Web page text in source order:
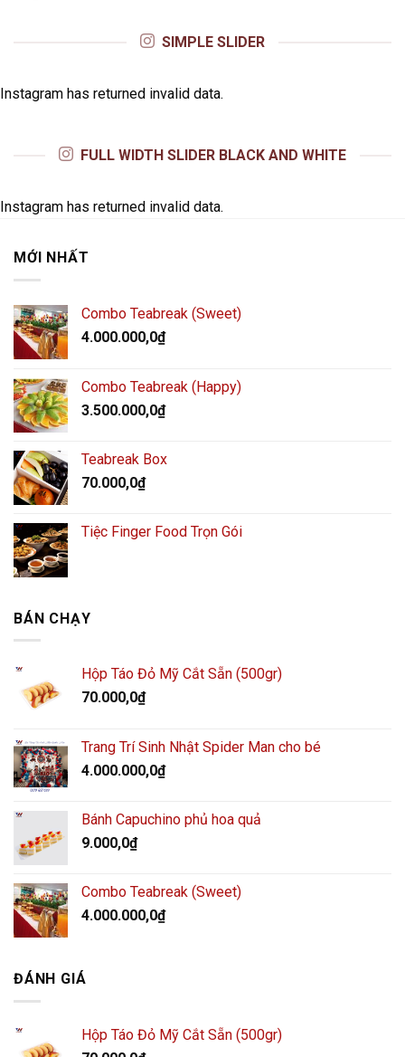
SIMPLE SLIDER
Instagram has returned invalid data.
FULL WIDTH SLIDER BLACK AND WHITE
Instagram has returned invalid data.
MỚI NHẤT
Combo Teabreak (Sweet)
4.000.000,0₫
Combo Teabreak (Happy)
3.500.000,0₫
Teabreak Box
70.000,0₫
Tiệc Finger Food Trọn Gói
BÁN CHẠY
Hộp Táo Đỏ Mỹ Cắt Sẵn (500gr)
70.000,0₫
Trang Trí Sinh Nhật Spider Man cho bé
4.000.000,0₫
Bánh Capuchino phủ hoa quả
9.000,0₫
Combo Teabreak (Sweet)
4.000.000,0₫
ĐÁNH GIÁ
Hộp Táo Đỏ Mỹ Cắt Sẵn (500gr)